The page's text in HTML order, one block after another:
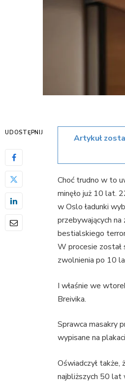
UDOSTĘPNIJ
Artykuł
Choć trudno w to
minęło już 10 lat.
w Oslo ładunki
przebywających
bestialskiego
W procesie został
zwolnienia po 10
I właśnie we
Breivika.
Sprawca masakry
wypisane na
Oświadczył także,
najbliższych 50 lat